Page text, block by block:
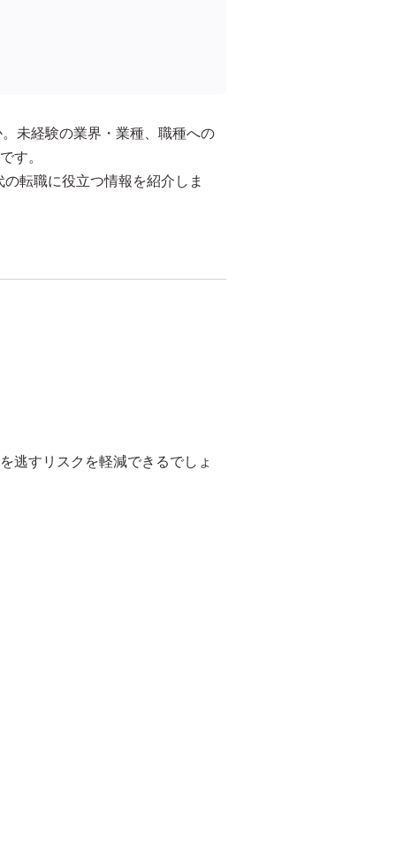
未経験の業界・業種、職種への
す。
転職に役立つ情報を紹介しま
逃すリスクを軽減できるでしょ